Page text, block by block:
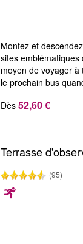
Montez et
sites
moyen de voyager
le prochain bus
Dès 52,60 €
Terrasse
(95)